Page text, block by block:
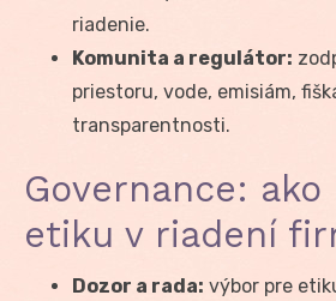
riadenie.
Komunita a regulátor:
priestoru, vode, emisiám,
transparentnosti.
Governance:
etiku v riadení
Dozor a rada: výbor pre